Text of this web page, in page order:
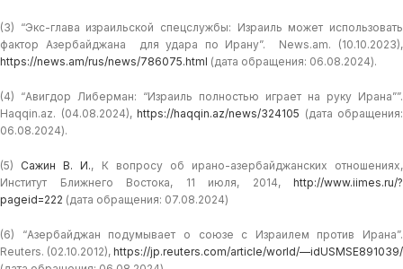
(3) “Экс-глава израильской спецслужбы: Израиль может использовать
фактор Азербайджана для удара по Ирану”. News.am. (10.10.2023),
https://news.am/rus/news/786075.html (дата обращения: 06.08.2024).
(4) “Авигдор Либерман: “Израиль полностью играет на руку Ирана””.
Haqqin.az. (04.08.2024), https://haqqin.az/news/324105 (дата обращения:
06.08.2024).
(5) Сажин В. И., К вопросу об ирано-азербайджанских отношениях,
Институт Ближнего Востока, 11 июля, 2014, http://www.iimes.ru/?
pageid=222 (дата обращения: 07.08.2024)
(6) “Азербайджан подумывает о союзе с Израилем против Ирана”.
Reuters. (02.10.2012), https://jp.reuters.com/article/world/—idUSMSE891039/